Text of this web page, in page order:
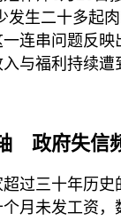
发生二十多起
连串问题反映
与福利持续遭
政府失信
超过三十年历
月未发工资，